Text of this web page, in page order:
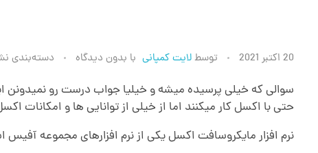
س
ا
خ
20 اکتبر 2021 توسطلایت کمپانی با بدون دیدگاه دسته‌بندی
سوالی که خیلی پرسیده میشه و خیلیا جواب درست رو نمیدونن
حتی با اکسل کار میکنند اما از خیلی از توانایی ها و امکانات
نرم افزار مایکروسافت اکسل یکی از نرم افزارهای مجموعه